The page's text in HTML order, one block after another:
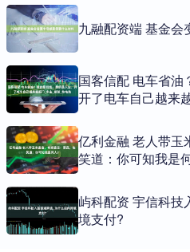
九融配资端 基金会
国客信配 电车省油
开了电车自己越来
亿利金融 老人带玉
笑道：你可知我是
屿科配资 宇信科技
境支付?